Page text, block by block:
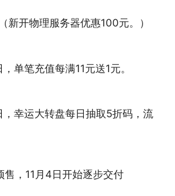
（新开物理服务器优惠100元。）
单笔充值每满11元送1元。
，幸运大转盘每日抽取5折码，流
售，11月4日开始逐步交付